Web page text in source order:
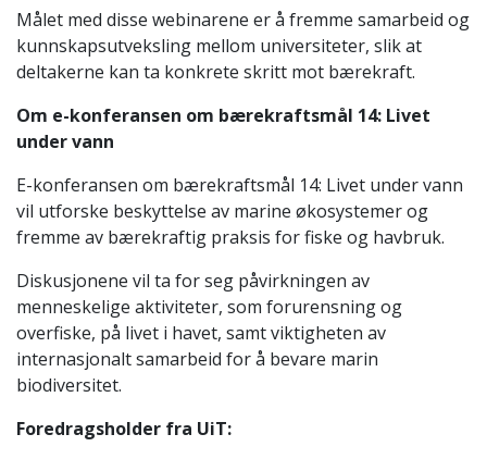
Målet med disse webinarene er å fremme samarbeid og
kunnskapsutveksling mellom universiteter, slik at
deltakerne kan ta konkrete skritt mot bærekraft.
Om e-konferansen om bærekraftsmål 14: Livet
under vann
E-konferansen om bærekraftsmål 14: Livet under vann
vil utforske beskyttelse av marine økosystemer og
fremme av bærekraftig praksis for fiske og havbruk.
Diskusjonene vil ta for seg påvirkningen av
menneskelige aktiviteter, som forurensning og
overfiske, på livet i havet, samt viktigheten av
internasjonalt samarbeid for å bevare marin
biodiversitet.
Foredragsholder fra UiT: